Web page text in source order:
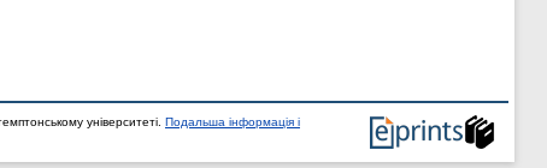
університеті. Подальша інформація і